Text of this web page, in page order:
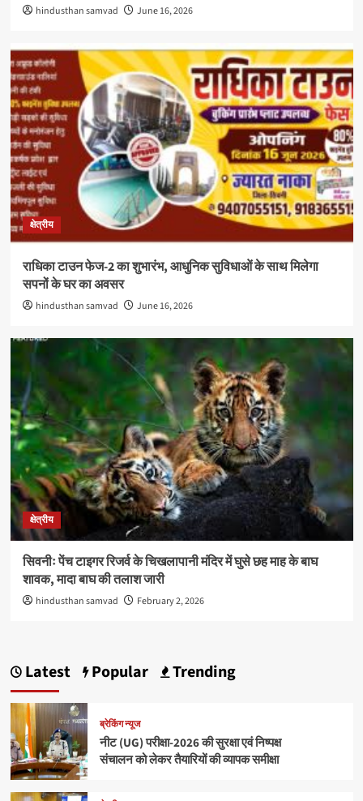
hindusthan samvad June 16, 2026
क्षेत्रीय
राधिका टाउन फेज-2 का शुभारंभ, आधुनिक सुविधाओं के साथ मिलेगा
सपनों के घर का अवसर
hindusthan samvad June 16, 2026
क्षेत्रीय
सिवनीः पेंच टाइगर रिजर्व के चिखलापानी मंदिर में घुसे छह माह के बाघ
शावक, मादा बाघ की तलाश जारी
hindusthan samvad February 2, 2026
Latest Popular Trending
ब्रेकिंग न्यूज
नीट (UG) परीक्षा-2026 की सुरक्षा एवं निष्पक्ष
संचालन को लेकर तैयारियों की व्यापक समीक्षा